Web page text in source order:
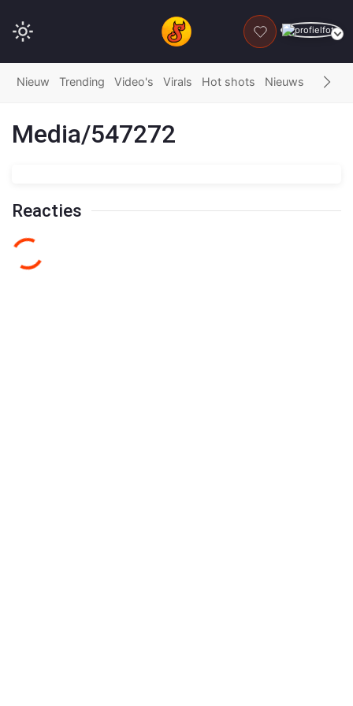
DONEER
Nieuw Trending Video's Virals Hot shots Nieuws Fails
Media/547272
Reacties